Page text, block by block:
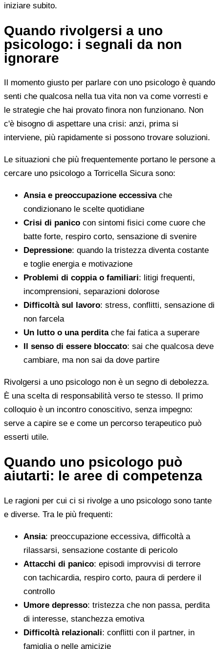
iniziare subito.
Quando rivolgersi a uno
psicologo: i segnali da non
ignorare
Il momento giusto per parlare con uno psicologo è quando
senti che qualcosa nella tua vita non va come vorresti e
le strategie che hai provato finora non funzionano. Non
c'è bisogno di aspettare una crisi: anzi, prima si
interviene, più rapidamente si possono trovare soluzioni.
Le situazioni che più frequentemente portano le persone a
cercare uno psicologo a Torricella Sicura sono:
Ansia e preoccupazione eccessivache
condizionano le scelte quotidiane
Crisi di panico con sintomi fisici come cuore che
batte forte, respiro corto, sensazione di svenire
Depressione: quando la tristezza diventa costante
e toglie energia e motivazione
Problemi di coppia o familiari: litigi frequenti,
incomprensioni, separazioni dolorose
Difficoltà sul lavoro: stress, conflitti, sensazione di
non farcela
Un lutto o una perditache fai fatica a superare
Il senso di essere bloccato: sai che qualcosa deve
cambiare, ma non sai da dove partire
Rivolgersi a uno psicologo non è un segno di debolezza.
È una scelta di responsabilità verso te stesso. Il primo
colloquio è un incontro conoscitivo, senza impegno:
serve a capire se e come un percorso terapeutico può
esserti utile.
Quando uno psicologo può
aiutarti: le aree di competenza
Le ragioni per cui ci si rivolge a uno psicologo sono tante
e diverse. Tra le più frequenti:
Ansia: preoccupazione eccessiva, difficoltà a
rilassarsi, sensazione costante di pericolo
Attacchi di panico: episodi improvvisi di terrore
con tachicardia, respiro corto, paura di perdere il
controllo
Umore depresso: tristezza che non passa, perdita
di interesse, stanchezza emotiva
Difficoltà relazionali: conflitti con il partner, in
famiglia o nelle amicizie